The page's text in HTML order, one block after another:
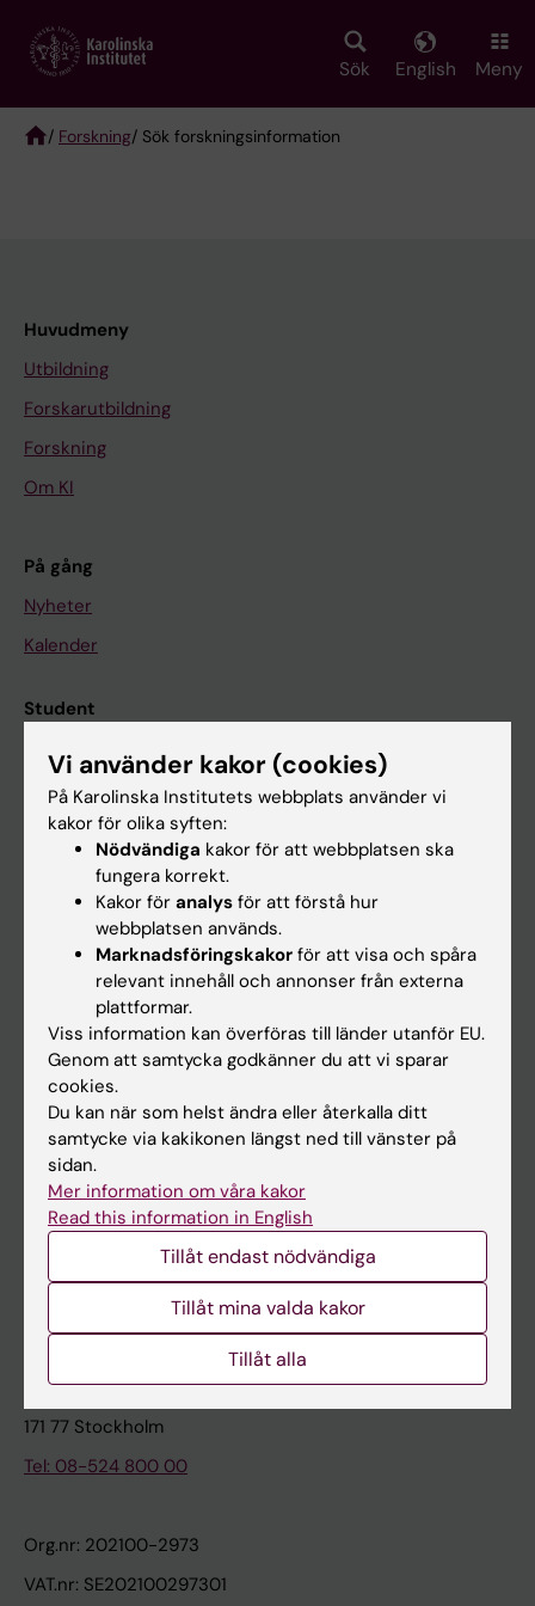
main
Sök English Meny
/ Forskning/ Sök forskningsinformation
Huvudmeny
Utbildning
Forskarutbildning
Forskning
Om KI
På gång
Nyheter
Kalender
Student
Ladok
Canvas
Schema
Studentmejlen
Kurs- och programwebbar
Student på KI
Medarbetare
Medarbetarportalen
Kontakta och besök KI
Universitetsbiblioteket
Stöd forskning och utbildning
Karolinska Institutet Innovation
Kontakta presstjänsten
Karolinska Institutet
171 77 Stockholm
Tel: 08-524 800 00
Org.nr: 202100-2973
VAT.nr: SE202100297301
Vi använder kakor (cookies)
På Karolinska Institutets webbplats använder vi
kakor för olika syften:
Nödvändiga kakor för att webbplatsen ska
fungera korrekt.
Kakor för analys för att förstå hur
webbplatsen används.
Marknadsföringskakor för att visa och spåra
relevant innehåll och annonser från externa
plattformar.
Viss information kan överföras till länder utanför EU.
Genom att samtycka godkänner du att vi sparar
cookies.
Du kan när som helst ändra eller återkalla ditt
samtycke via kakikonen längst ned till vänster på
sidan.
Mer information om våra kakor
Read this information in English
Tillåt endast nödvändiga
Tillåt mina valda kakor
Tillåt alla